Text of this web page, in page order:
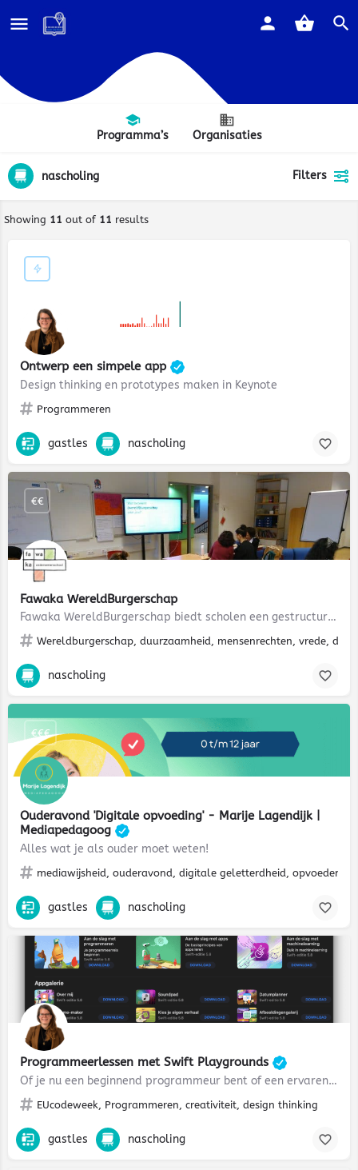
Programma’s Organisaties
nascholing Filters
Showing 11 out of 11 results
Ontwerp een simpele app
Design thinking en prototypes maken in Keynote
Programmeren
gastles nascholing
Fawaka WereldBurgerschap
Fawaka WereldBurgerschap biedt scholen een gestructureerde aanpak om invulling te geven aan…
Wereldburgerschap, duurzaamheid, mensenrechten, vrede,
€€
nascholing
Ouderavond 'Digitale opvoeding' - Marije Lagendijk |
Mediapedagoog
Alles wat je als ouder moet weten!
mediawijsheid, ouderavond, digitale geletterdheid, opvoeden,
€€€
gastles nascholing
Programmeerlessen met Swift Playgrounds
Of je nu een beginnend programmeur bent of een ervaren docent, deze lessen bieden een geweldige kans om…
EUcodeweek, Programmeren, creativiteit, design thinking
gastles nascholing